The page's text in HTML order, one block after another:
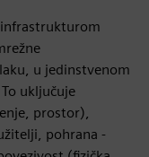
infrastrukturom
u jedinstvenom
uključuje
prostor),
pohrana -